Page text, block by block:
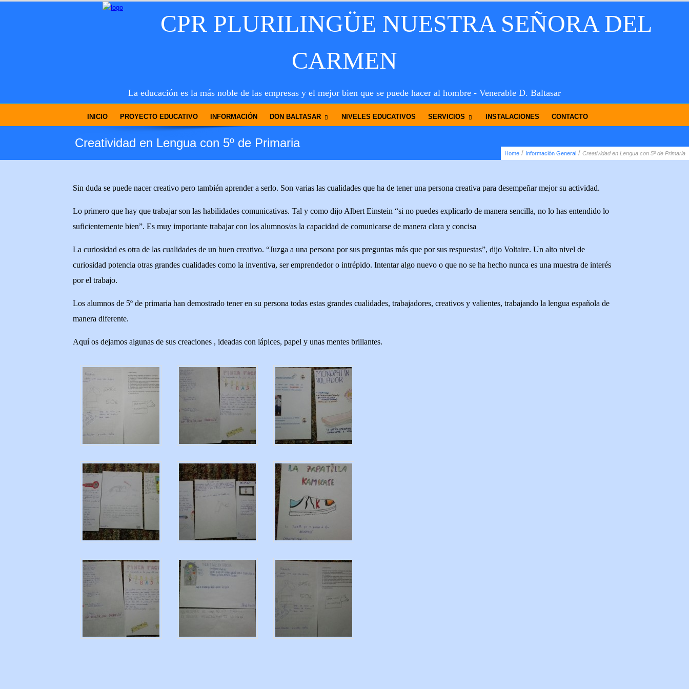
CPR PLURILINGÜE NUESTRA SEÑORA DEL
CARMEN
La educación es la más noble de las empresas y el mejor bien que se puede hacer al hombre - Venerable D. Baltasar
INICIO PROYECTO EDUCATIVO INFORMACIÓN DON BALTASAR NIVELES EDUCATIVOS SERVICIOS INSTALACIONES CONTACTO
Home / Información General / Creatividad en Lengua con 5º de Primaria
Creatividad en Lengua con 5º de Primaria
Sin duda se puede nacer creativo pero también aprender a serlo. Son varias las cualidades que ha de tener una persona creativa para desempeñar mejor su actividad.
Lo primero que hay que trabajar son las habilidades comunicativas. Tal y como dijo Albert Einstein “si no puedes explicarlo de manera sencilla, no lo has entendido lo
suficientemente bien”. Es muy importante trabajar con los alumnos/as la capacidad de comunicarse de manera clara y concisa
La curiosidad es otra de las cualidades de un buen creativo. “Juzga a una persona por sus preguntas más que por sus respuestas”, dijo Voltaire. Un alto nivel de
curiosidad potencia otras grandes cualidades como la inventiva, ser emprendedor o intrépido. Intentar algo nuevo o que no se ha hecho nunca es una muestra de interés
por el trabajo.
Los alumnos de 5º de primaria han demostrado tener en su persona todas estas grandes cualidades, trabajadores, creativos y valientes, trabajando la lengua española de
manera diferente.
Aquí os dejamos algunas de sus creaciones , ideadas con lápices, papel y unas mentes brillantes.